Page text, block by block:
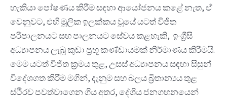
හැකියා පෝෂණය කිරීම සඳහා ආයෝජනය කළේ නැත, ඒ
වෙනුවට, එහි මූලික ඉලක්කය වූයේ යටත් විජිත
පරිපාලනයට සහ පාලනයට සේවය කළහැකි, ඉංග්‍රීසි
අධ්‍යාපනය ලැබූ කුඩා ප්‍රභූ කණ්ඩායමක් නිර්මාණය කිරීමයි.
මෙම යටත් විජිත ක්‍රමය තුළ, උසස් අධ්‍යාපනය සඳහා සිසුන්
විදේශගත කිරීම මගින්, දැනුම සහ බලය බ්‍රිතාන්‍යය තුළ
ස්ථිරව පවත්වාගෙන ගිය අතර, දේශීය ජනගහනයෙන්